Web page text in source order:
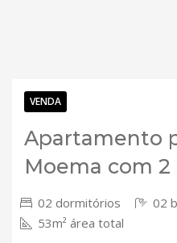
VENDA
Apartamento
Moema com 2
02 dormitórios 02
53m² área total